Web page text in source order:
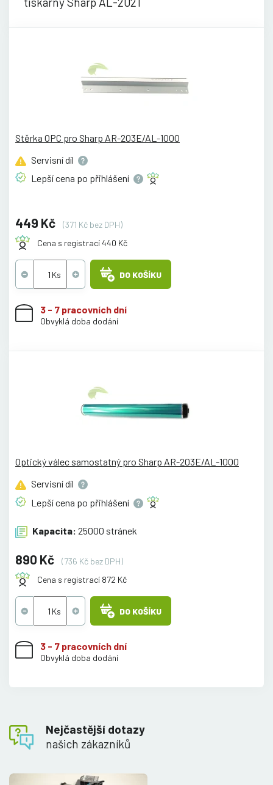
Stěrka OPC pro Sharp AR-203E/AL-1000
Servisnídíl
Lepší cena po přihlášení
449 Kč
(371 Kč bez DPH)
Cena s registrací 440 Kč
DO KOŠÍKU
3 - 7 pracovních dní
Obvyklá doba dodání
Optický válec samostatný pro Sharp AR-203E/AL-1000
Servisnídíl
Lepší cena po přihlášení
Kapacita: 25000 stránek
890 Kč
(736 Kč bez DPH)
Cena s registrací 872 Kč
DO KOŠÍKU
3 - 7 pracovních dní
Obvyklá doba dodání
Nejčastější dotazy
našich zákazníků